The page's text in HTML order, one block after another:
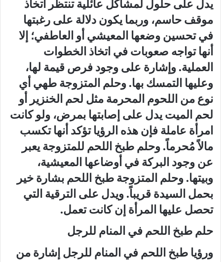
يدل على حلول لمشاكل عائلية تنتظر اتخاذ
موقف حاسم، وربما يكون دلالة على رغبتها
في تحسين وضعها المعيشي أو العاطفي؛ إلا
أنها تواجه صعوبات في اتخاذ الخطوات
العملية. وإشارة على وجود فرص قيمة لها،
وعليها التمسك بها. وحلم المتزوجة طهي أي
نوع من اللحوم المحرمة مثل لحم الخنزير أو
لحم الميت يدل على إصابتها بمرض، ولو كانت
امرأة عاملة فإن هذه الرؤيا تؤكد أنها تكسب
مالاً مُحرماً. وحلم طبخ اللحم للمتزوجة يعبر
عن وجود البركة في أوضاعها المعيشية،
وبيتها. وحلم المتزوجة طبخ اللحم بشارة خير
بحمل السيدة قريباً. ويدل على الترقية التي
تحصل عليها المرأة إن كانت تعمل.
حلم طبخ اللحم في المنام للرجل
ورؤيا طبخ اللحم في المنام للرجل إشارة من